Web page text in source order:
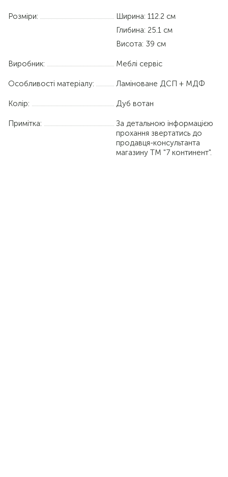
Розміри:
Ширина: 112.2 см
Глибина: 25.1 см
Висота: 39 см
Виробник: Меблі сервіс
Особливості матеріалу: Ламіноване ДСП + МДФ
Колір: Дуб вотан
Примітка:
За детальною інформацією
прохання звертатись до
продавця-консультанта
магазину ТМ "7 континент".